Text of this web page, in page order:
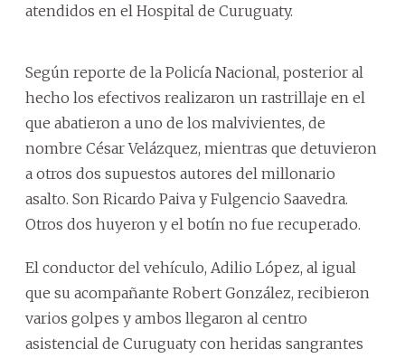
atendidos en el Hospital de Curuguaty.
Según reporte de la Policía Nacional, posterior al
hecho los efectivos realizaron un rastrillaje en el
que abatieron a uno de los malvivientes, de
nombre César Velázquez, mientras que detuvieron
a otros dos supuestos autores del millonario
asalto. Son Ricardo Paiva y Fulgencio Saavedra.
Otros dos huyeron y el botín no fue recuperado.
El conductor del vehículo, Adilio López, al igual
que su acompañante Robert González, recibieron
varios golpes y ambos llegaron al centro
asistencial de Curuguaty con heridas sangrantes